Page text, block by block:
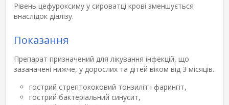
Рівень цефуроксиму у сироватці крові зменшується
внаслідок діалізу.
Показання
Препарат призначений для лікування інфекцій, що
зазаначені нижче, у дорослих та дітей віком від 3 місяців.
гострий стрептококовий тонзиліт і фарингіт,
гострий бактеріальний синусит,